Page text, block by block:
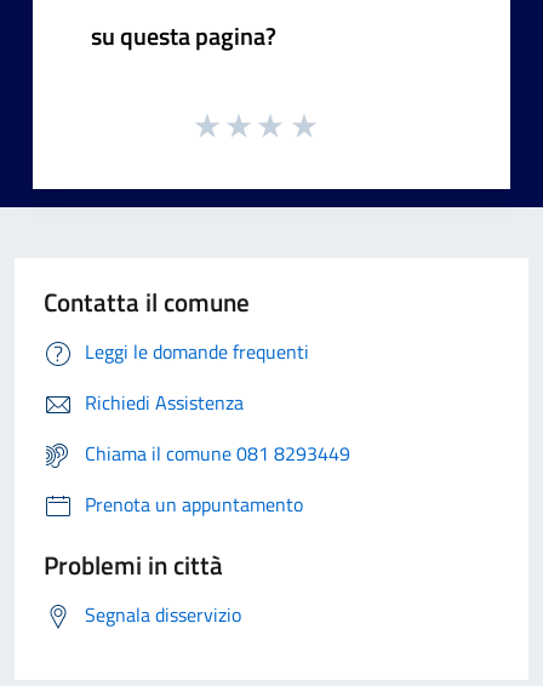
su questa pagina?
Contatta il comune
Leggi le domande frequenti
Richiedi Assistenza
Chiama il comune 081 8293449
Prenota un appuntamento
Problemi in città
Segnala disservizio